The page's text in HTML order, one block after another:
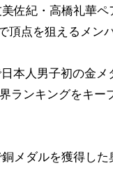
佐紀・高橋礼華
点を狙えるメン
本人男子初の金
ランキングをキー
メダルを獲得し